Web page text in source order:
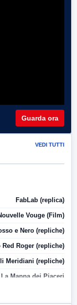
Guarda ora
VEDI TUTTI
FabLab (replica)
Vouge (Film)
e Nero (repliche)
Roger (repliche)
Meridiani (repliche)
La Mappa dei Piaceri